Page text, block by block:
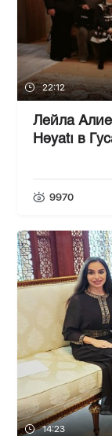
22:12
Лейла
Həyatı в
9970
14:23